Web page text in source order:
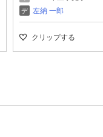
デ 左納 一郎
クリップする